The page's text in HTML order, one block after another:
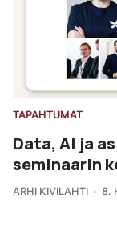
TAPAHTUMAT
Data, AI ja
seminaarin
ARHI KIVILAHTI 8.